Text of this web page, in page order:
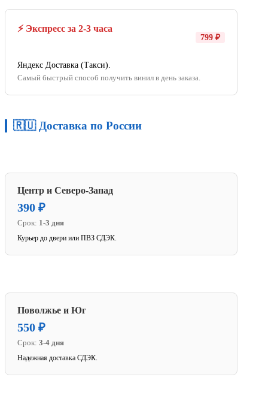
⚡ Экспресс за 2-3 часа
799 ₽
Яндекс Доставка (Такси).
Самый быстрый способ получить винил в день заказа.
🇷🇺 Доставка по России
Центр и Северо-Запад
390 ₽
Срок: 1-3 дня
Курьер до двери или ПВЗ СДЭК.
Поволжье и Юг
550 ₽
Срок: 3-4 дня
Надежная доставка СДЭК.